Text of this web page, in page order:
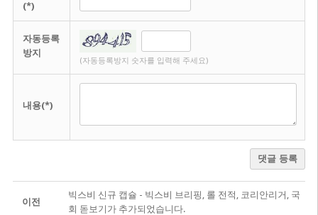
(*)
자동등록
방지
(자동등록방지 숫자를 입력해 주세요)
내용(*)
댓글 등록
이전
빅스비 신규 캡슐 - 빅스비 브리핑, 롤 전적, 코리안리거, 국
회 돋보기가 추가되었습니다.